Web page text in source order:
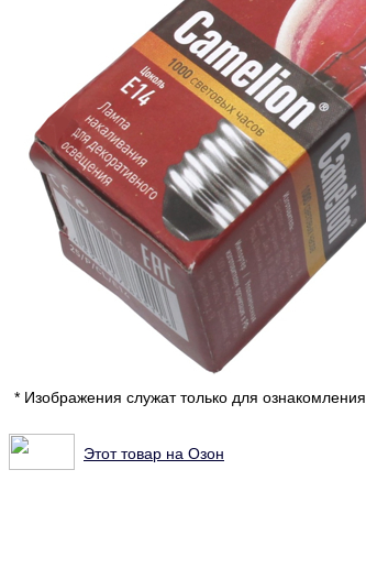
* Изображения служат только для ознакомления
Этот товар на Озон